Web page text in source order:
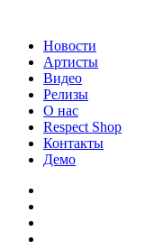
Новости
Артисты
Видео
Релизы
О нас
Respect Shop
Контакты
Демо